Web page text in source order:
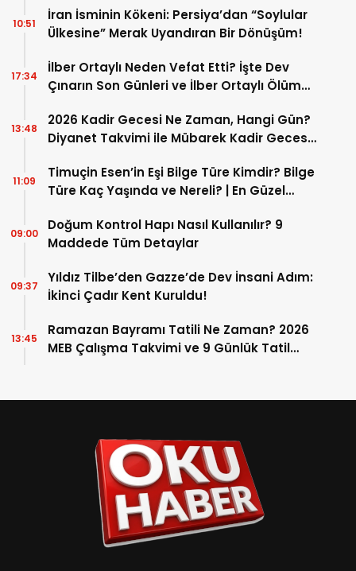
İran İsminin Kökeni: Persiya’dan “Soylular
Ülkesine” Merak Uyandıran Bir Dönüşüm!
10:51
İlber Ortaylı Neden Vefat Etti? İşte Dev
Çınarın Son Günleri ve İlber Ortaylı Ölüm
17:34
2026 Kadir Gecesi Ne Zaman, Hangi Gün?
Diyanet Takvimi ile Mübarek Kadir Gecesi
13:48
Timuçin Esen’in Eşi Bilge Türe Kimdir? Bilge
Türe Kaç Yaşında ve Nereli? | En Güzel
11:09
Doğum Kontrol Hapı Nasıl Kullanılır? 9
Maddede Tüm Detaylar
09:00
Yıldız Tilbe’den Gazze’de Dev İnsani Adım:
İkinci Çadır Kent Kuruldu!
09:37
Ramazan Bayramı Tatili Ne Zaman? 2026
MEB Çalışma Takvimi ve 9 Günlük Tatil
13:45